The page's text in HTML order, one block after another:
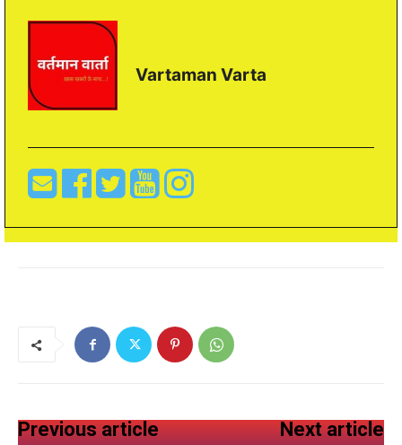
Vartaman Varta
Previous article Next article